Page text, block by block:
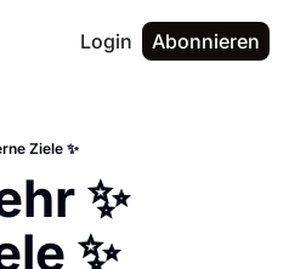
Login Abonnieren
Ziele ✨
✨
✨